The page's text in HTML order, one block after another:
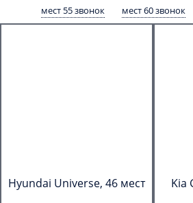
мест 55 звонок мест 60 звонок
Hyundai Universe, 46 мест Kia